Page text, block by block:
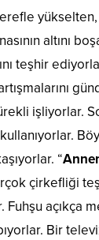
altını
teşhir
işliyorlar.
“
çirkefliği
Fuhşu açıkça
Bir